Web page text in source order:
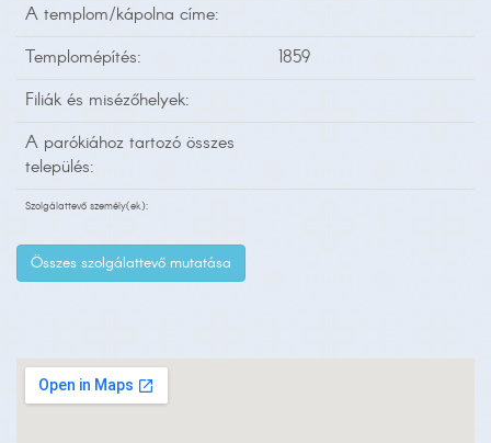
A templom/kápolna címe:
Templomépítés:
1859
Filiák és misézőhelyek:
A parókiához tartozó összes
település:
Szolgálattevő személy(ek):
Összes szolgálattevő mutatása